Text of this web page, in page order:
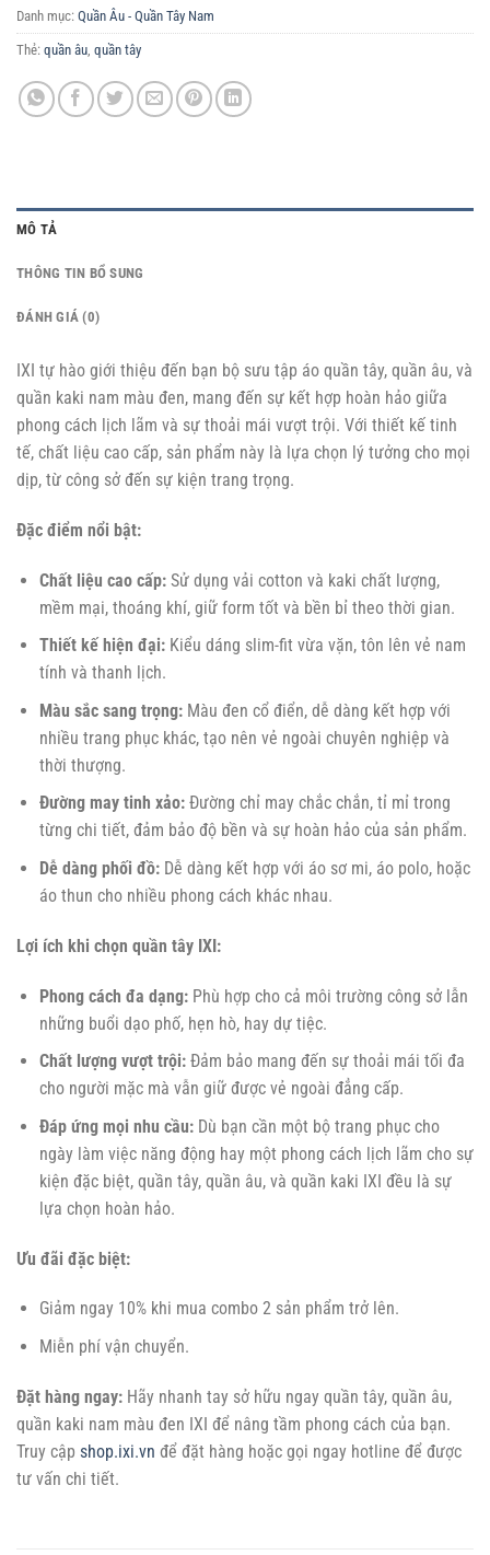
Danh mục: Quần Âu - Quần Tây Nam
Thẻ: quần âu, quần tây
MÔ TẢ
THÔNG TIN BỔ SUNG
ĐÁNH GIÁ (0)
IXI tự hào giới thiệu đến bạn bộ sưu tập áo quần tây, quần âu, và
quần kaki nam màu đen, mang đến sự kết hợp hoàn hảo giữa
phong cách lịch lãm và sự thoải mái vượt trội. Với thiết kế tinh
tế, chất liệu cao cấp, sản phẩm này là lựa chọn lý tưởng cho mọi
dịp, từ công sở đến sự kiện trang trọng.
Đặc điểm nổi bật:
Chất liệu cao cấp:Sử dụng vải cotton và kaki chất lượng,
mềm mại, thoáng khí, giữ form tốt và bền bỉ theo thời gian.
Thiết kế hiện đại:Kiểu dáng slim-fit vừa vặn, tôn lên vẻ nam
tính và thanh lịch.
Màu sắc sang trọng:Màu đen cổ điển, dễ dàng kết hợp với
nhiều trang phục khác, tạo nên vẻ ngoài chuyên nghiệp và
thời thượng.
Đường may tinh xảo:Đường chỉ may chắc chắn, tỉ mỉ trong
từng chi tiết, đảm bảo độ bền và sự hoàn hảo của sản phẩm.
Dễ dàng phối đồ:Dễ dàng kết hợp với áo sơ mi, áo polo, hoặc
áo thun cho nhiều phong cách khác nhau.
Lợi ích khi chọn quần tây IXI:
Phong cách đa dạng:Phù hợp cho cả môi trường công sở lẫn
những buổi dạo phố, hẹn hò, hay dự tiệc.
Chất lượng vượt trội:Đảm bảo mang đến sự thoải mái tối đa
cho người mặc mà vẫn giữ được vẻ ngoài đẳng cấp.
Đáp ứng mọi nhu cầu:Dù bạn cần một bộ trang phục cho
ngày làm việc năng động hay một phong cách lịch lãm cho sự
kiện đặc biệt, quần tây, quần âu, và quần kaki IXI đều là sự
lựa chọn hoàn hảo.
Ưu đãi đặc biệt:
Giảm ngay 10% khi mua combo 2 sản phẩm trở lên.
Miễn phí vận chuyển.
Đặt hàng ngay: Hãy nhanh tay sở hữu ngay quần tây, quần âu,
quần kaki nam màu đen IXI để nâng tầm phong cách của bạn.
Truy cập shop.ixi.vn để đặt hàng hoặc gọi ngay hotline để được
tư vấn chi tiết.